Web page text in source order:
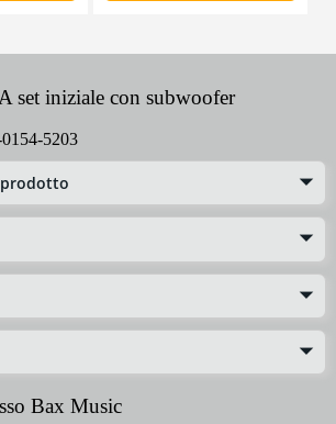
set iniziale con subwoofer
5203
Bax Music